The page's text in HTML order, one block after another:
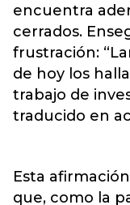
encuentra
cerrados.
frustración:
de hoy los
trabajo de
traducido en
Esta
que, como la